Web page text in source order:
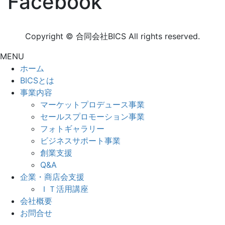
Copyright © 合同会社BICS All rights reserved.
MENU
ホーム
BICSとは
事業内容
マーケットプロデュース事業
セールスプロモーション事業
フォトギャラリー
ビジネスサポート事業
創業支援
Q&A
企業・商店会支援
ＩＴ活用講座
会社概要
お問合せ